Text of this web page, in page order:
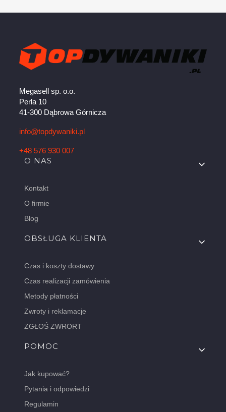
Megasell sp. o.o.
Perla 10
41-300 Dąbrowa Górnicza
info@topdywaniki.pl
+48 576 930 007
Linki w stopce
O NAS
Kontakt
O firmie
Blog
OBSŁUGA KLIENTA
Czas i koszty dostawy
Czas realizacji zamówienia
Metody płatności
Zwroty i reklamacje
ZGŁOŚ ZWRORT
POMOC
Jak kupować?
Pytania i odpowiedzi
Regulamin